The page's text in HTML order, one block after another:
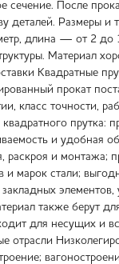
сечение. После
деталей. Размеры
длина — от 2 до
Материал
Квадратные
прокат
класс точности,
прутка:
и удобная
раскроя и
марок стали;
также берут
для несущих